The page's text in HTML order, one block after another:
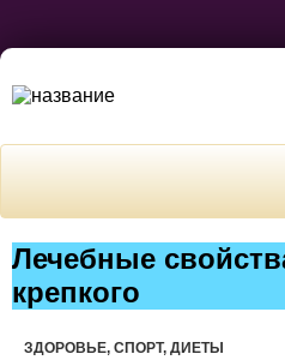
Лечебные
крепкого
ЗДОРОВЬЕ, СПОРТ, ДИЕТЫ